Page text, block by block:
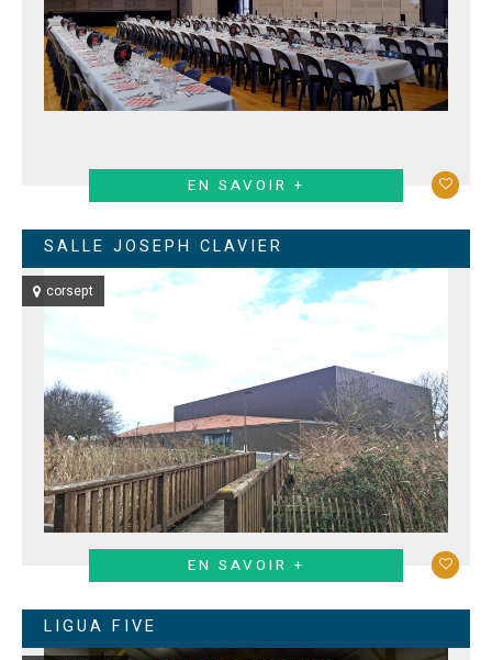
EN SAVOIR +
SALLE JOSEPH CLAVIER
corsept
EN SAVOIR +
LIGUA FIVE